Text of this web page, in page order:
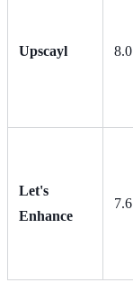
Upscayl 8.0
Let's
Enhance
7.6